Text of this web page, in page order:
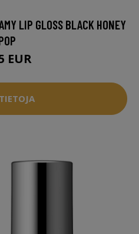
LIP GLOSS BLACK HONEY
EUR